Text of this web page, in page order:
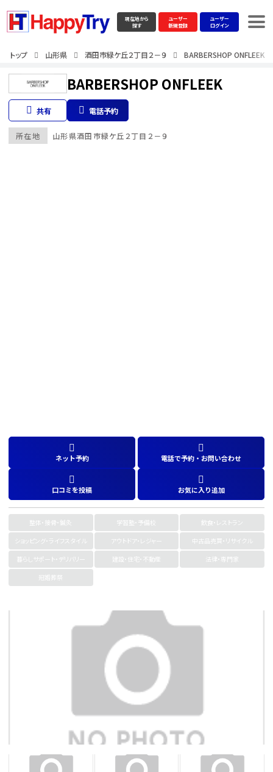
現在地から
探す
ユーザー
新規登録
ユーザー
ログイン
トップ 山形県 酒田市緑ケ丘２丁目２－９ BARBERSHOP ONFLEEK
BARBERSHOP ONFLEEK
共有 電話予約
所在地 山形県酒田市緑ケ丘２丁目２－９
ネット予約 電話で予約・お問い合わせ
口コミを投稿 お気に入り追加
整体・接骨・鍼灸 学習塾・予備校
飲食・レストラン
ショッピング・ライフスタイル
アウトドア・レジャー
中古品売買・リサイクル
暮らしサポート・デリバリー
建設・住宅・不動産
法律・専門家
冠婚葬祭